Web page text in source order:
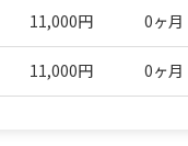
11,000円 0ヶ月
11,000円 0ヶ月